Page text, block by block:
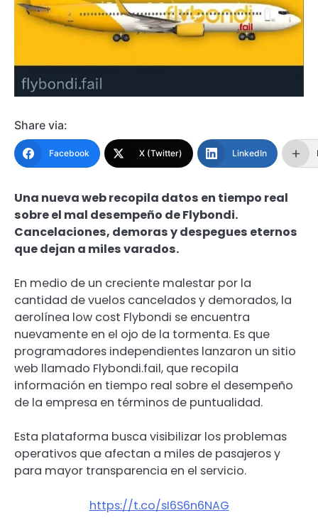
Share via:
Facebook X (Twitter) LinkedIn
Una nueva web recopila datos en tiempo real
sobre el mal desempeño de Flybondi.
Cancelaciones, demoras y despegues eternos
que dejan a miles varados.
En medio de un creciente malestar por la
cantidad de vuelos cancelados y demorados, la
aerolínea low cost Flybondi se encuentra
nuevamente en el ojo de la tormenta. Es que
programadores independientes lanzaron un sitio
web llamado Flybondi.fail, que recopila
información en tiempo real sobre el desempeño
de la empresa en términos de puntualidad.
Esta plataforma busca visibilizar los problemas
operativos que afectan a miles de pasajeros y
para mayor transparencia en el servicio.
https://t.co/sI6S6n6NAG